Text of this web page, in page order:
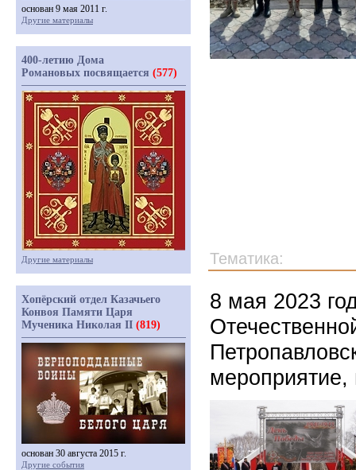
Тематика:
8 мая 2023
основан 9 мая 2011 г.
Другие материалы
400-летию Дома
Романовых посвящается (577)
Другие материалы
Хопёрский отдел Казачьего
Конвоя Памяти Царя
Мученика Николая II (819)
основан 30 августа 2015 г.
Другие события